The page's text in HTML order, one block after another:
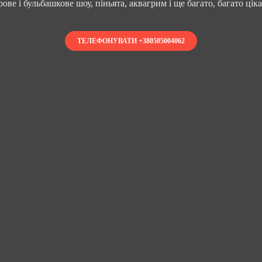
і бульбашкове шоу, піньята, аквагрим і ще багато, багато
ТЕЛЕФОНУВАТИ +380505004062